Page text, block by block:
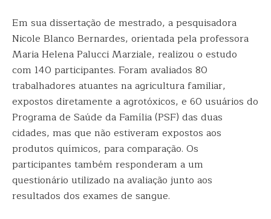
Em sua dissertação de mestrado, a pesquisadora
Nicole Blanco Bernardes, orientada pela professora
Maria Helena Palucci Marziale, realizou o estudo
com 140 participantes. Foram avaliados 80
trabalhadores atuantes na agricultura familiar,
expostos diretamente a agrotóxicos, e 60 usuários do
Programa de Saúde da Família (PSF) das duas
cidades, mas que não estiveram expostos aos
produtos químicos, para comparação. Os
participantes também responderam a um
questionário utilizado na avaliação junto aos
resultados dos exames de sangue.